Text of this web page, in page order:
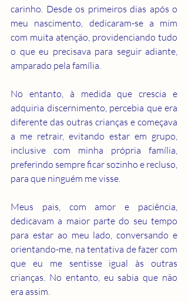
carinho. Desde os primeiros dias após o
meu nascimento, dedicaram-se a mim
com muita atenção, providenciando tudo
o que eu precisava para seguir adiante,
amparado pela família.
No entanto, à medida que crescia e
adquiria discernimento, percebia que era
diferente das outras crianças e começava
a me retrair, evitando estar em grupo,
inclusive com minha própria família,
preferindo sempre ficar sozinho e recluso,
para que ninguém me visse.
Meus pais, com amor e paciência,
dedicavam a maior parte do seu tempo
para estar ao meu lado, conversando e
orientando-me, na tentativa de fazer com
que eu me sentisse igual às outras
crianças. No entanto, eu sabia que não
era assim.